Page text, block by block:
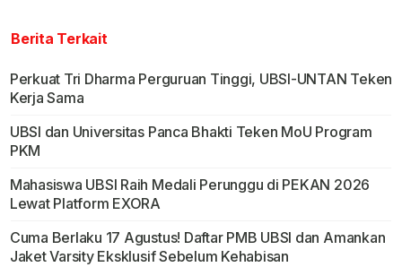
Berita Terkait
Perkuat Tri Dharma Perguruan Tinggi, UBSI-UNTAN Teken
Kerja Sama
UBSI dan Universitas Panca Bhakti Teken MoU Program
PKM
Mahasiswa UBSI Raih Medali Perunggu di PEKAN 2026
Lewat Platform EXORA
Cuma Berlaku 17 Agustus! Daftar PMB UBSI dan Amankan
Jaket Varsity Eksklusif Sebelum Kehabisan